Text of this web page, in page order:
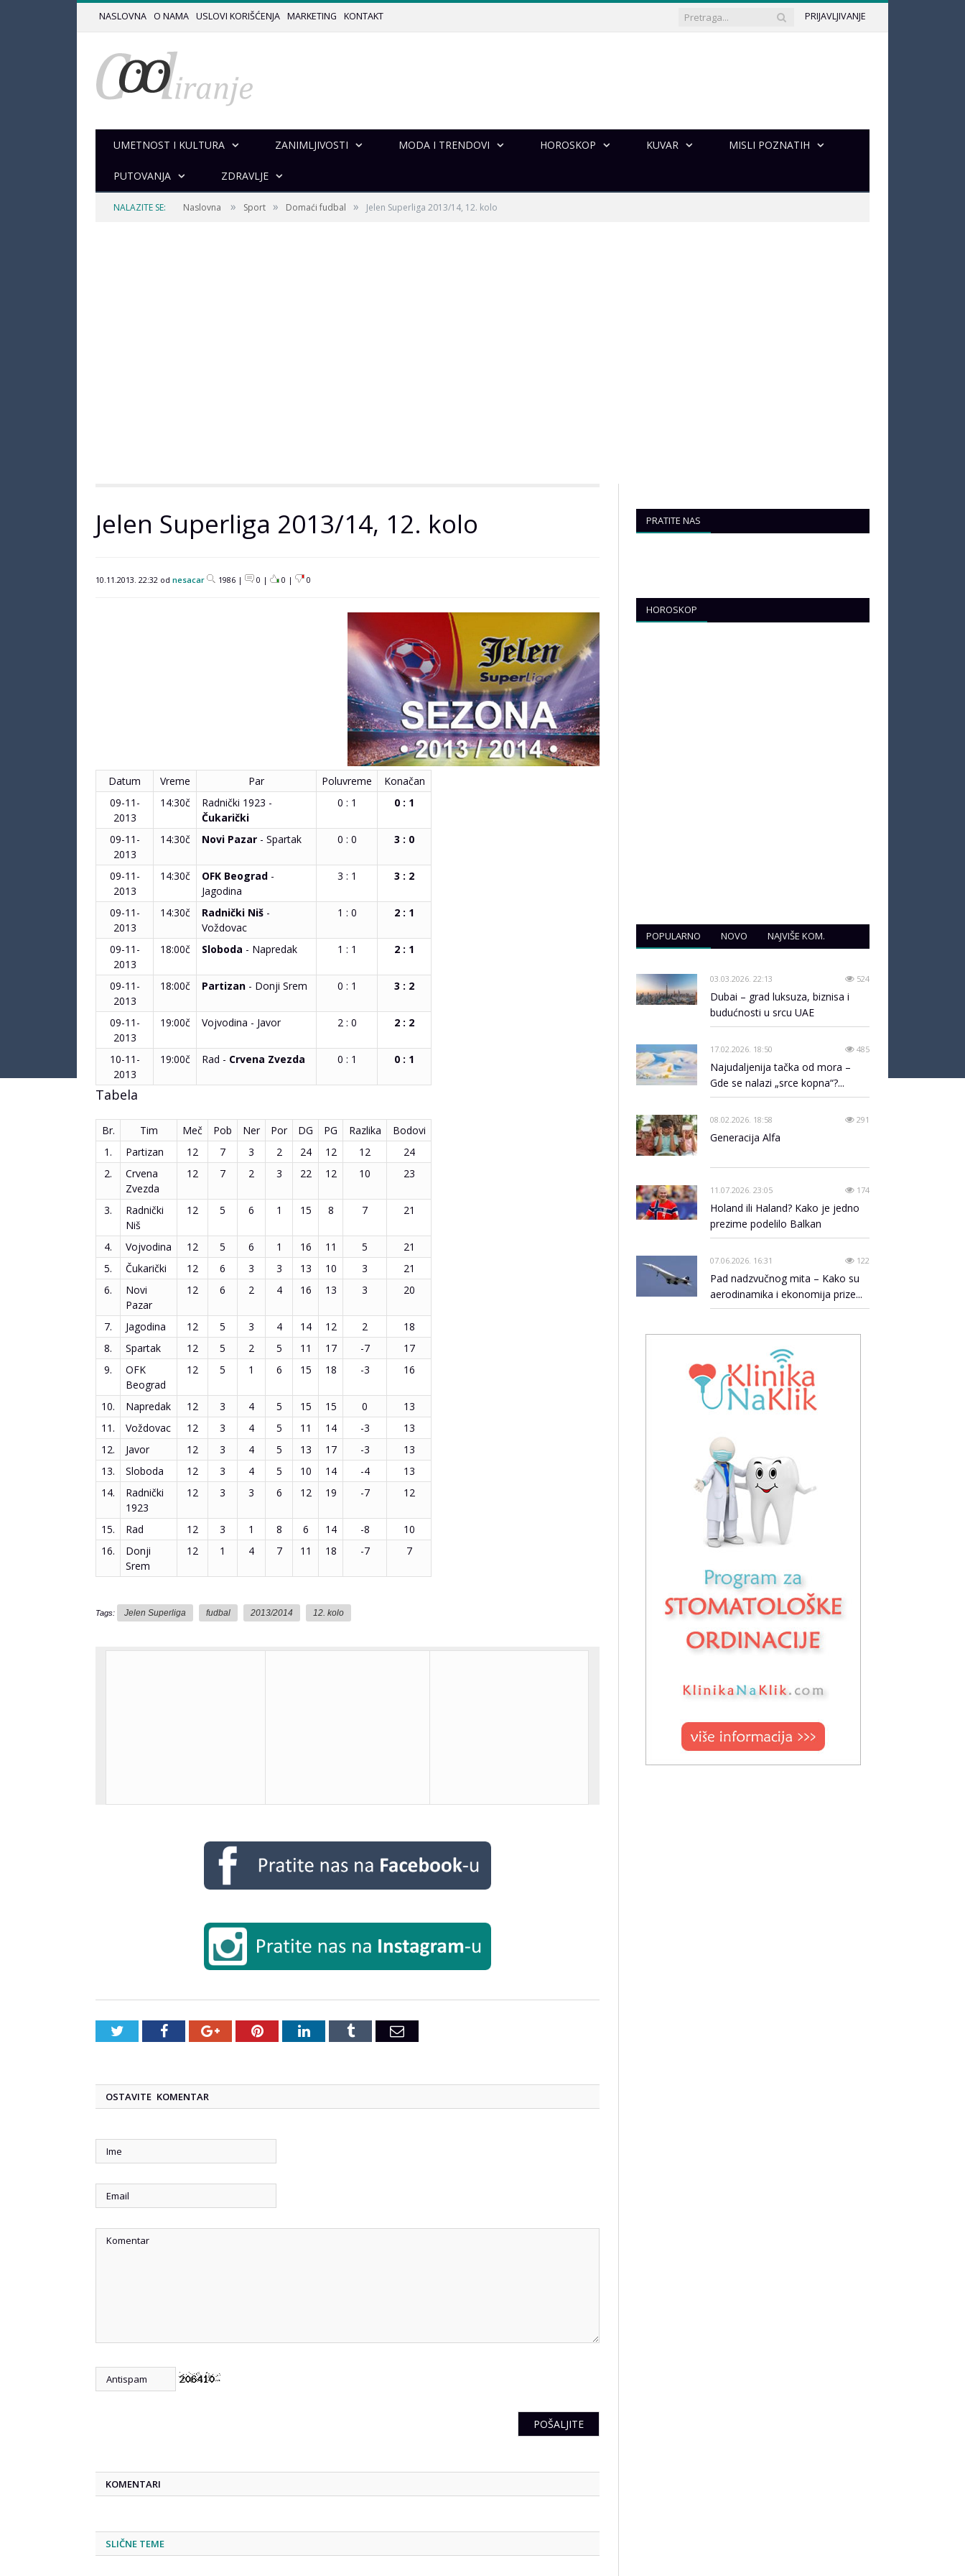
NASLOVNA O NAMA USLOVI KORIŠĆENJA MARKETING KONTAKT PRIJAVLJIVANJE
UMETNOST I KULTURA ZANIMLJIVOSTI MODA I TRENDOVI HOROSKOP KUVAR MISLI POZNATIH
PUTOVANJA ZDRAVLJE
NALAZITE SE: Naslovna » Sport » Domaći fudbal » Jelen Superliga 2013/14, 12. kolo
Jelen Superliga 2013/14, 12. kolo
10.11.2013. 22:32 od nesacar 1986 | 0 | 0 | 0
Datum Vreme Par Poluvreme
Konačan
09-11-
2013
14:30č
Radnički 1923 -
Čukarički
0 : 1 0 : 1
09-11-
2013
14:30č Novi Pazar - Spartak 0 : 0 3 : 0
09-11-
2013
14:30č OFK Beograd -
Jagodina
3 : 1 3 : 2
09-11-
2013
14:30č Radnički Niš -
Voždovac
1 : 0 2 : 1
09-11-
2013
18:00č Sloboda - Napredak 1 : 1 2 : 1
09-11-
2013
18:00č Partizan - Donji Srem 0 : 1 3 : 2
09-11-
2013
19:00č Vojvodina - Javor 2 : 0 2 : 2
10-11-
2013
19:00č Rad - Crvena Zvezda 0 : 1 0 : 1
Tabela
Br. Tim Meč Pob Ner Por DG PG Razlika
Bodovi
1.
Partizan 12 7 3 2 24 12 12
24
2.
Crvena
Zvezda
12 7 2 3 22 12 10 23
3.
Radnički
Niš
12 5 6 1 15 8 7 21
4. Vojvodina 12 5 6 1 16 11 5
21
5.
Čukarički 12 6 3 3 13 10 3
21
6.
Novi
Pazar
12 6 2 4 16 13 3 20
7. Jagodina 12 5 3 4 14 12 2
18
8.
Spartak 12 5 2 5 11 17 -7
17
9.
OFK
Beograd
12 5 1 6 15 18 -3 16
10. Napredak 12 3 4 5 15 15 0
13
11.
Voždovac 12 3 4 5 11 14 -3
13
12.
Javor 12 3 4 5 13 17 -3
13
13.
Sloboda 12 3 4 5 10 14 -4
13
14.
Radnički
1923
12 3 3 6 12 19 -7 12
15. Rad 12 3 1 8 6 14 -8
10
16.
Donji
Srem
12 1 4 7 11 18 -7 7
Tags: Jelen Superliga fudbal 2013/2014 12. kolo
TwitterFacebookGoogle+PinterestLinkedInTumblr Email
OSTAVITE KOMENTAR
KOMENTARI
SLIČNE TEME
PRATITE NAS
HOROSKOP
POPULARNO NOVO NAJVIŠE KOM.
03.03.2026. 22:13 524
Dubai – grad luksuza, biznisa i
budućnosti u srcu UAE
17.02.2026. 18:50 485
Najudaljenija tačka od mora –
Gde se nalazi „srce kopna“?...
08.02.2026. 18:58 291
Generacija Alfa
11.07.2026. 23:05 174
Holand ili Haland? Kako je jedno
prezime podelilo Balkan
07.06.2026. 16:31 122
Pad nadzvučnog mita – Kako su
aerodinamika i ekonomija prize...